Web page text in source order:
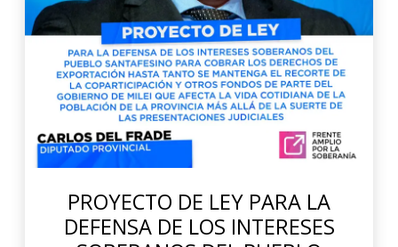
PROYECTO DE LEY PARA LA
DEFENSA DE LOS INTERESES